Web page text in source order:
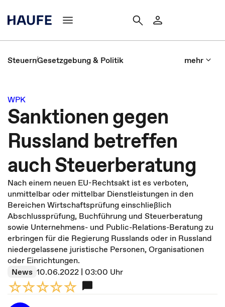
SteuernGesetzgebung & Politik mehr
WPK
Sanktionen gegen
Russland betreffen
auch Steuerberatung
Nach einem neuen EU-Rechtsakt ist es verboten,
unmittelbar oder mittelbar Dienstleistungen in den
Bereichen Wirtschaftsprüfung einschließlich
Abschlussprüfung, Buchführung und Steuerberatung
sowie Unternehmens- und Public-Relations-Beratung zu
erbringen für die Regierung Russlands oder in Russland
niedergelassene juristische Personen, Organisationen
oder Einrichtungen.
News 10.06.2022 | 03:00 Uhr